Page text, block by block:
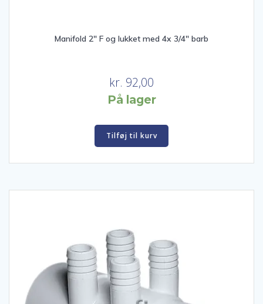
Manifold 2″ F og lukket med 4x 3/4″ barb
kr. 92,00
På lager
Tilføj til kurv